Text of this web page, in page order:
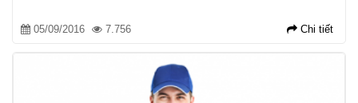
05/09/2016 7.756 Chi tiết